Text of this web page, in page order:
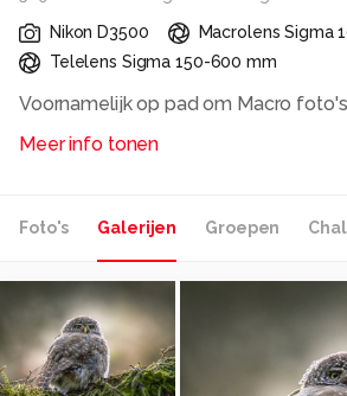
Nikon D3500
Macrolens Sigma
Telelens Sigma 150-600 mm
Voornamelijk op pad om Macro
Meer info tonen
Foto's Galerijen Groepen